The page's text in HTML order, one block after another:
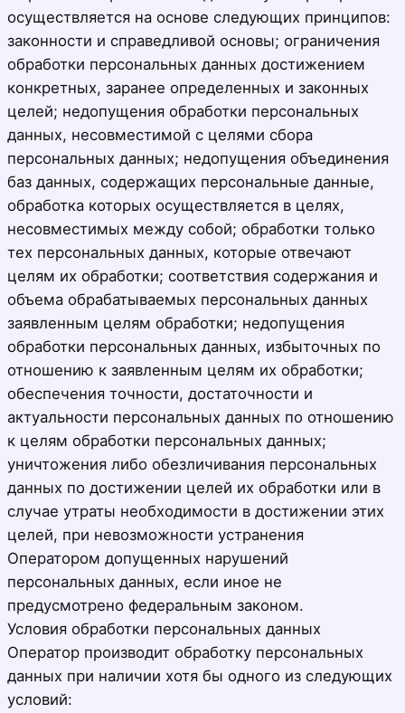
осуществляется на основе следующих принципов:
законности и справедливой основы; ограничения
обработки персональных данных достижением
конкретных, заранее определенных и законных
целей; недопущения обработки персональных
данных, несовместимой с целями сбора
персональных данных; недопущения объединения
баз данных, содержащих персональные данные,
обработка которых осуществляется в целях,
несовместимых между собой; обработки только
тех персональных данных, которые отвечают
целям их обработки; соответствия содержания и
объема обрабатываемых персональных данных
заявленным целям обработки; недопущения
обработки персональных данных, избыточных по
отношению к заявленным целям их обработки;
обеспечения точности, достаточности и
актуальности персональных данных по отношению
к целям обработки персональных данных;
уничтожения либо обезличивания персональных
данных по достижении целей их обработки или в
случае утраты необходимости в достижении этих
целей, при невозможности устранения
Оператором допущенных нарушений
персональных данных, если иное не
предусмотрено федеральным законом.
Условия обработки персональных данных
Оператор производит обработку персональных
данных при наличии хотя бы одного из следующих
условий: